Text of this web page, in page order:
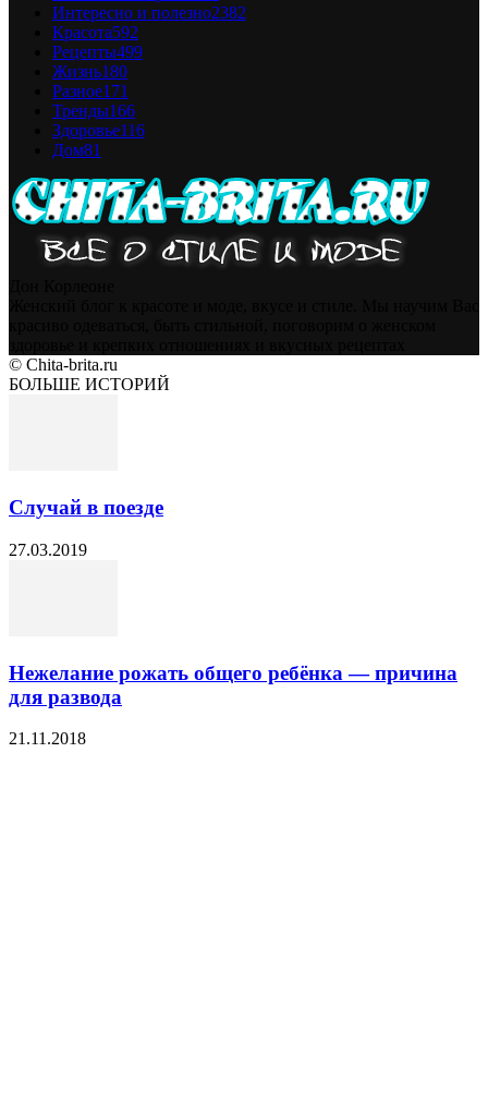
Интересно и полезно2382
Красота592
Рецепты499
Жизнь180
Разное171
Тренды166
Здоровье116
Дом81
© Chita-brita.ru
БОЛЬШЕ ИСТОРИЙ
Случай в поезде
27.03.2019
Нежелание рожать общего ребёнка — причина
для развода
21.11.2018